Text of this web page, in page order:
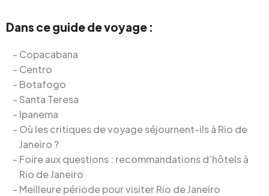
Dans ce guide de voyage :
Copacabana
Centro
Botafogo
Santa Teresa
Ipanema
Où les critiques de voyage séjournent-ils à Rio de
Janeiro ?
Foire aux questions : recommandations d’hôtels à
Rio de Janeiro
Meilleure période pour visiter Rio de Janeiro